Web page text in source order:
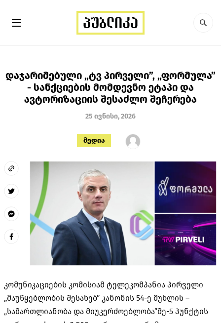
დაჯარიმებული „ტვ პირველი”, „ფორმულა”
- სანქციების მომდევნო ეტაპი და
ავტორიზაციის შესაძლო შეჩერება
25 ივნისი, 2026
მედია
კომუნიკაციების კომისიამ ტელეკომპანია პირველი
„მაუწყებლობის შესახებ” კანონის 54-ე მუხლის –
„სამართლიანობა და მიუკერძოებლობა”მე-5 პუნქტის